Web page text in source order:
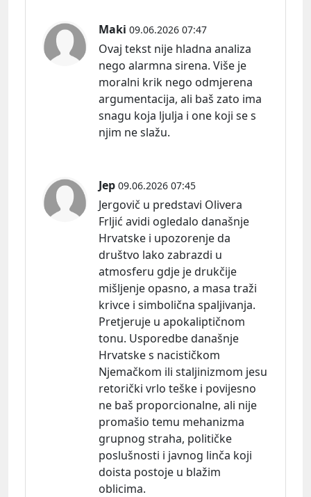
Maki 09.06.2026 07:47
Ovaj tekst nije hladna analiza
nego alarmna sirena. Više je
moralni krik nego odmjerena
argumentacija, ali baš zato ima
snagu koja ljulja i one koji se s
njim ne slažu.
Jep 09.06.2026 07:45
Jergovič u predstavi Olivera
Frljić avidi ogledalo današnje
Hrvatske i upozorenje da
društvo lako zabrazdi u
atmosferu gdje je drukčije
mišljenje opasno, a masa traži
krivce i simbolična spaljivanja.
Pretjeruje u apokaliptičnom
tonu. Usporedbe današnje
Hrvatske s nacističkom
Njemačkom ili staljinizmom jesu
retorički vrlo teške i povijesno
ne baš proporcionalne, ali nije
promašio temu mehanizma
grupnog straha, političke
poslušnosti i javnog linča koji
doista postoje u blažim
oblicima.